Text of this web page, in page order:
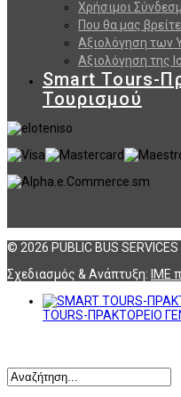
Χρήσιμοι
Που θα μας βρείτε
Αξιολόγηση των
Αξιολόγηση της
Smart Tours-
Τουρισμού
© 2026 PUBLIC BUS
Σχεδιασμός & Ανάπτυξη: ΙΜΕ
TOURS-ΠΡΑΚΤΟΡΕΙΟ